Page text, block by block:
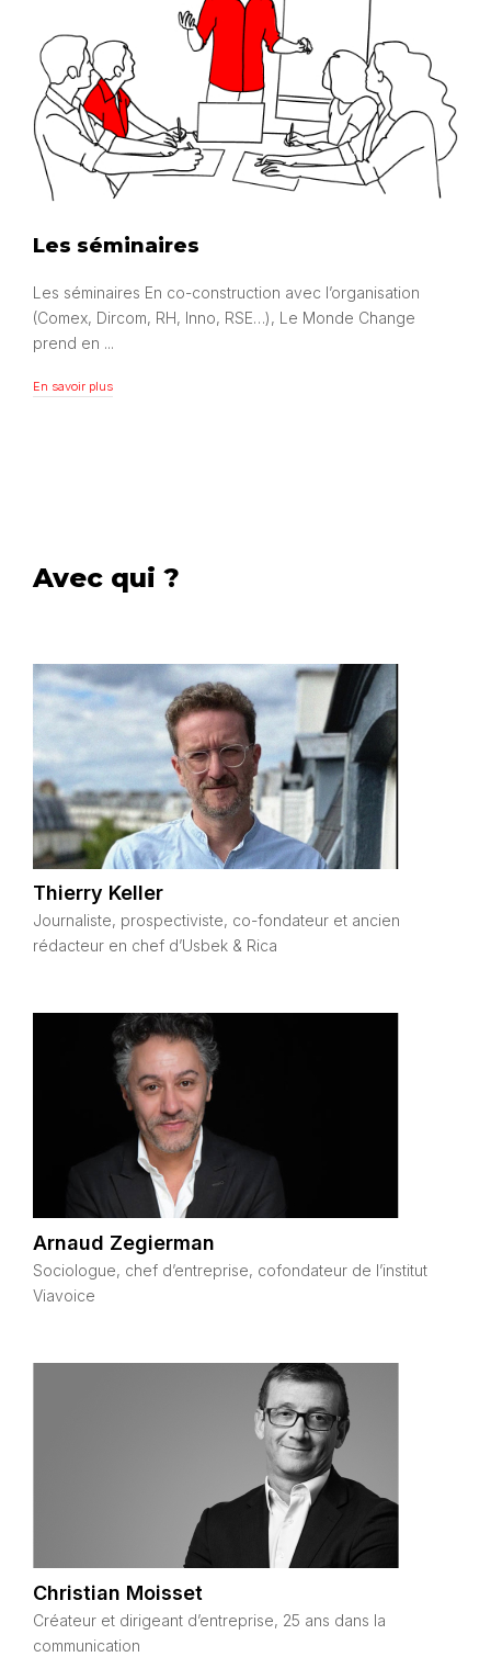
Les séminaires
Les séminaires En co-construction avec l’organisation
(Comex, Dircom, RH, Inno, RSE…), Le Monde Change
prend en ...
En savoir plus
Avec qui ?
Thierry Keller
Journaliste, prospectiviste, co-fondateur et ancien
rédacteur en chef d’Usbek & Rica
Arnaud Zegierman
Sociologue, chef d’entreprise, cofondateur de l’institut
Viavoice
Christian Moisset
Créateur et dirigeant d’entreprise, 25 ans dans la
communication